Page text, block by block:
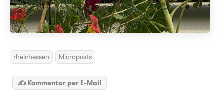
rheinhessen Microposts
✍️ Kommentar per E-Mail